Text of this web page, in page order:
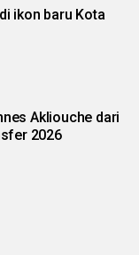
ikon baru Kota
Akliouche dari
2026